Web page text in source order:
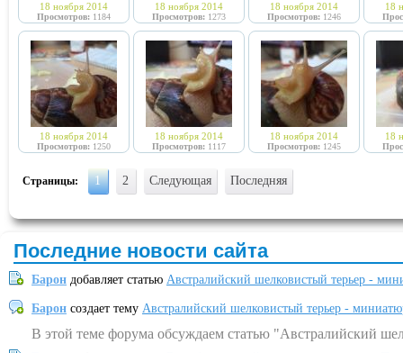
18 ноября 2014
Просмотров: 1184
18 ноября 2014
Просмотров: 1273
18 ноября 2014
Просмотров: 1246
18
18 ноября 2014
Просмотров: 1250
18 ноября 2014
Просмотров: 1117
18 ноября 2014
Просмотров: 1245
18
Страницы: 1 2 Следующая Последняя
Последние новости сайта
Барон добавляет статью Австралийский шелковистый терьер -
Барон создает тему Австралийский шелковистый терьер -
В этой теме форума обсуждаем статью "Австралийский